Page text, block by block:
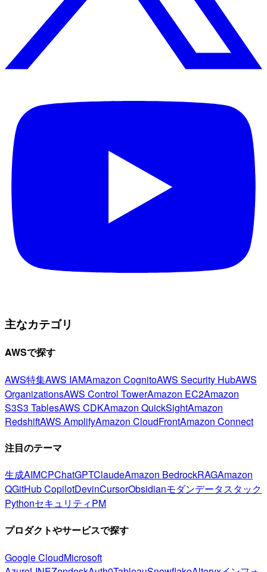
主なカテゴリ
AWSで探す
AWS特集AWS IAMAmazon CognitoAWS Security HubAWS
OrganizationsAWS Control TowerAmazon EC2Amazon
S3S3 TablesAWS CDKAmazon QuickSightAmazon
RedshiftAWS AmplifyAmazon CloudFrontAmazon Connect
注目のテーマ
生成AIMCPChatGPTClaudeAmazon BedrockRAGAmazon
QGitHub CopilotDevinCursorObsidianモダンデータスタック
PythonセキュリティPM
プロダクトやサービスで探す
Google CloudMicrosoft